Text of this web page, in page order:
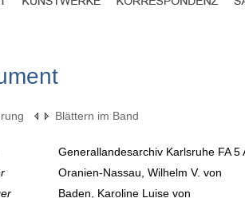
Blättern im Band
Generallandesarchiv Karlsruhe FA
Oranien-Nassau, Wilhelm V. von
Baden, Karoline Luise von